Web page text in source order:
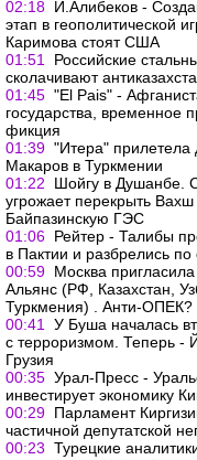
02:18 И.Алибеков -
этап в геополитической
Каримова стоят США
01:51
Российские
сколачивают
01:45 "El Pais" -
государства, временное
фикция
01:39 "Итера" прилетела
Макаров в Туркмении
01:22
Шойгу в Душанбе.
угрожает перекрыть Вахш
Байпазинскую ГЭС
01:06 Рейтер - Талибы
в Пактии и разбрелись по
00:59 Москва
Альянс (РФ, Казахстан,
Туркмения) . Анти-ОПЕК?
00:41
У Буша началась
с терроризмом. Теперь -
Грузия
00:35 Урал-Пресс -
инвестирует экономику
00:29 Парламент
частичной депутатской
00:23 Турецкие